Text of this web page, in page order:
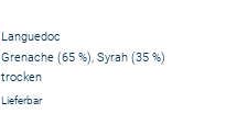
Languedoc
Grenache (65 %), Syrah (35 %)
trocken
Lieferbar